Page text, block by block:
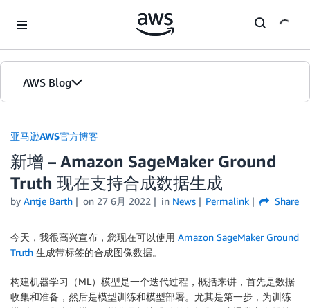
AWS Blog
首页
版本
亚马逊AWS官方博客
新增 – Amazon SageMaker Ground
Truth 现在支持合成数据生成
by Antje Barth on 27 6月 2022 in News Permalink Share
今天，我很高兴宣布，您现在可以使用 Amazon SageMaker Ground
Truth 生成带标签的合成图像数据。
构建机器学习（ML）模型是一个迭代过程，概括来讲，首先是数据
收集和准备，然后是模型训练和模型部署。尤其是第一步，为训练